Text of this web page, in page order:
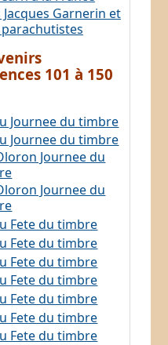
101 à 150